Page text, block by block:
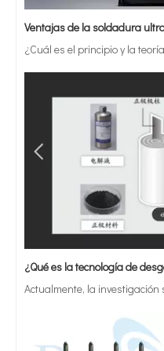
El transductor ultrasónico
¿Cuál es el principio y la
Actualmente, la